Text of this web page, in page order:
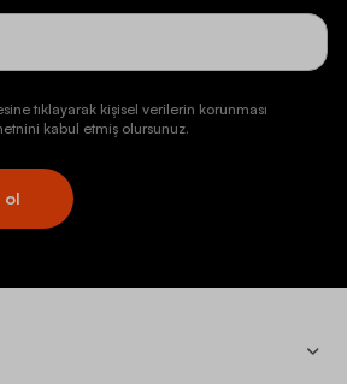
tıklayarak kişisel verilerin korunması
kabul etmiş olursunuz.
ol